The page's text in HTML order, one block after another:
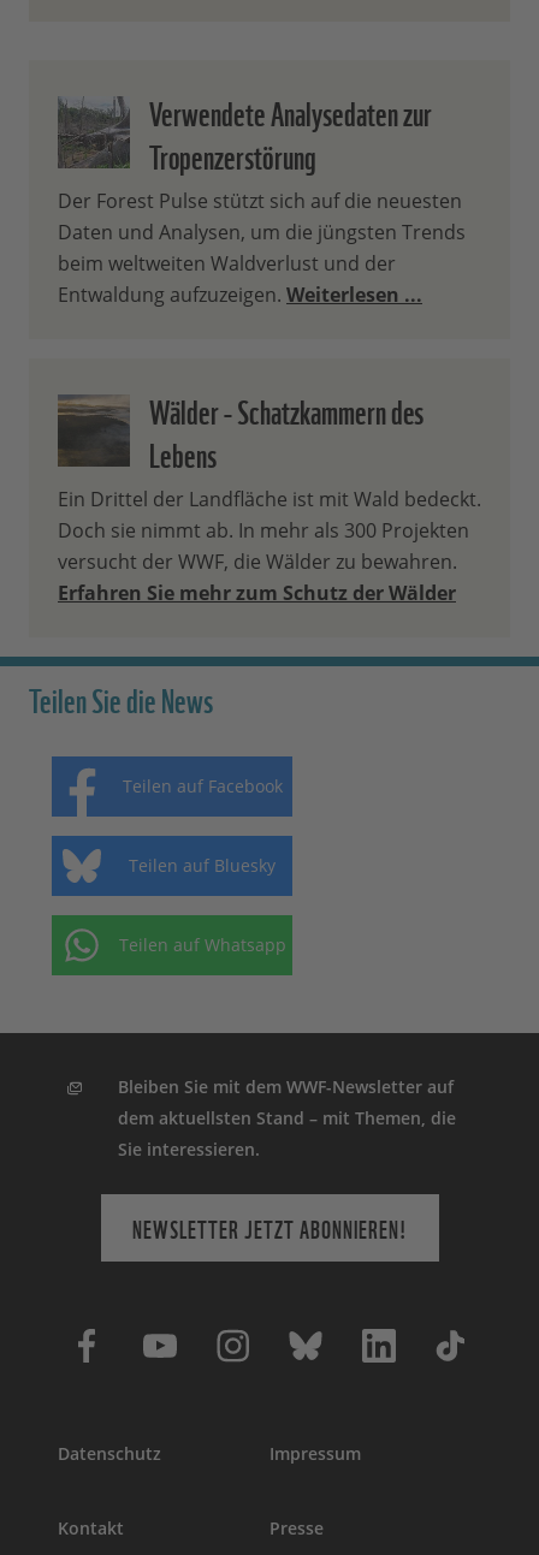
Verwendete Analysedaten zur
Tropenzerstörung
Der Forest Pulse stützt sich auf die neuesten
Daten und Analysen, um die jüngsten Trends
beim weltweiten Waldverlust und der
Entwaldung aufzuzeigen. Weiterlesen ...
Wälder - Schatzkammern des
Lebens
Ein Drittel der Landfläche ist mit Wald bedeckt.
Doch sie nimmt ab. In mehr als 300 Projekten
versucht der WWF, die Wälder zu bewahren.
Erfahren Sie mehr zum Schutz der Wälder
Teilen Sie die News
Teilen auf Facebook
Teilen auf Bluesky
Teilen auf Whatsapp
Bleiben Sie mit dem WWF-Newsletter auf
dem aktuellsten Stand – mit Themen, die
Sie interessieren.
NEWSLETTER JETZT ABONNIEREN!
Datenschutz Impressum
Kontakt Presse